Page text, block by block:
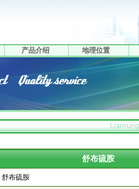
产品介绍 地理位置
舒布硫胺
舒布硫胺